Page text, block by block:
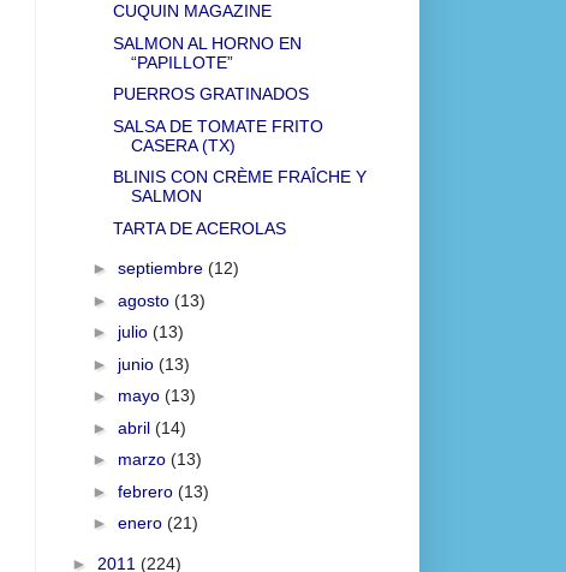
CUQUIN MAGAZINE
SALMON AL HORNO EN
“PAPILLOTE”
PUERROS GRATINADOS
SALSA DE TOMATE FRITO
CASERA (TX)
BLINIS CON CRÈME FRAÎCHE Y
SALMON
TARTA DE ACEROLAS
► septiembre (12)
► agosto (13)
► julio (13)
► junio (13)
► mayo (13)
► abril (14)
► marzo (13)
► febrero (13)
► enero (21)
► 2011 (224)